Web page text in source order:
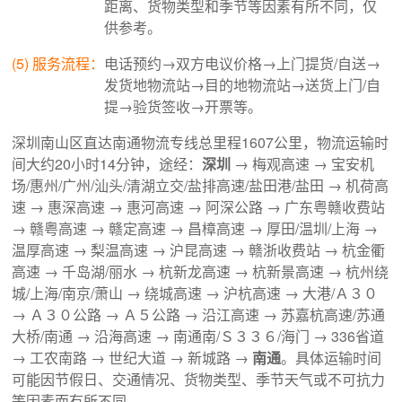
距离、货物类型和季节等因素有所不同，仅
供参考。
(5) 服务流程： 电话预约→双方电议价格→上门提货/自送→
发货地物流站→目的地物流站→送货上门/自
提→验货签收→开票等。
深圳南山区直达南通物流专线总里程1607公里，物流运输时
间大约20小时14分钟，途经： 深圳 → 梅观高速 → 宝安机
场/惠州/广州/汕头/清湖立交/盐排高速/盐田港/盐田 → 机荷高
速 → 惠深高速 → 惠河高速 → 阿深公路 → 广东粤赣收费站
→ 赣粤高速 → 赣定高速 → 昌樟高速 → 厚田/温圳/上海 →
温厚高速 → 梨温高速 → 沪昆高速 → 赣浙收费站 → 杭金衢
高速 → 千岛湖/丽水 → 杭新龙高速 → 杭新景高速 → 杭州绕
城/上海/南京/萧山 → 绕城高速 → 沪杭高速 → 大港/Ａ３０
→ Ａ３０公路 → Ａ５公路 → 沿江高速 → 苏嘉杭高速/苏通
大桥/南通 → 沿海高速 → 南通南/Ｓ３３６/海门 → 336省道
→ 工农南路 → 世纪大道 → 新城路 → 南通。具体运输时间
可能因节假日、交通情况、货物类型、季节天气或不可抗力